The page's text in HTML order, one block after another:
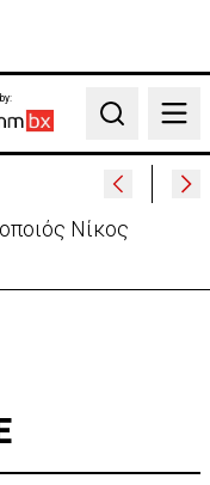
Search
σε Κύπρο –